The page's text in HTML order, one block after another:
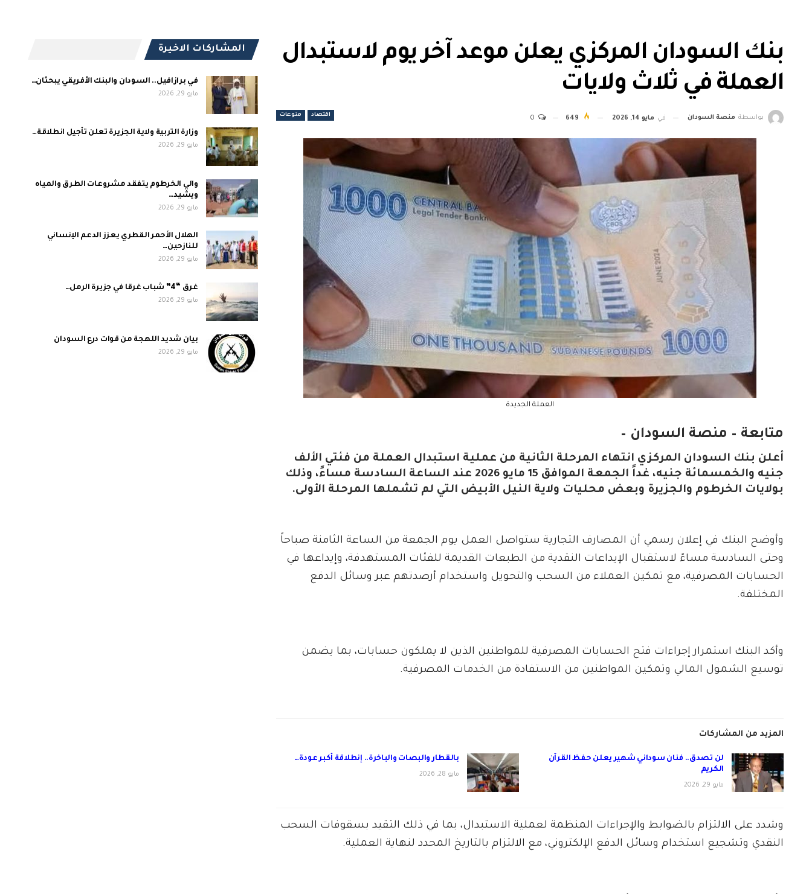
بنك السودان المركزي يعلن موعد آخر يوم لاستبدال
العملة في ثلاث ولايات
اقتصاد منوعات بواسطة منصة السودان في مايو 14, 2026 649
العملة الجديدة
متابعة – منصة السودان –
أعلن بنك السودان المركزي انتهاء المرحلة الثانية من عملية استبدال العملة من فئتي الألف
جنيه والخمسمائة جنيه، غداً الجمعة الموافق 15 مايو 2026 عند الساعة السادسة مساءً، وذلك
بولايات الخرطوم والجزيرة وبعض محليات ولاية النيل الأبيض التي لم تشملها المرحلة الأولى.
وأوضح البنك في إعلان رسمي أن المصارف التجارية ستواصل العمل يوم الجمعة من الساعة الثامنة صباحاً
وحتى السادسة مساءً لاستقبال الإيداعات النقدية من الطبعات القديمة للفئات المستهدفة، وإيداعها في
الحسابات المصرفية، مع تمكين العملاء من السحب والتحويل واستخدام أرصدتهم عبر وسائل الدفع
المختلفة.
وأكد البنك استمرار إجراءات فتح الحسابات المصرفية للمواطنين الذين لا يملكون حسابات، بما يضمن
توسيع الشمول المالي وتمكين المواطنين من الاستفادة من الخدمات المصرفية.
المزيد من المشاركات
لن تصدق.. فنان سوداني شهير يعلن حفظ القرآن
الكريم
مايو 29, 2026
بالقطار والبصات والباخرة.. إنطلاقة أكبر عودة…
مايو 28, 2026
وشدد على الالتزام بالضوابط والإجراءات المنظمة لعملية الاستبدال، بما في ذلك التقيد بسقوفات السحب
النقدي وتشجيع استخدام وسائل الدفع الإلكتروني، مع الالتزام بالتاريخ المحدد لنهاية العملية.
المشاركات الاخيرة
في برازافيل.. السودان والبنك الأفريقي يبحثان…
مايو 29, 2026
وزارة التربية ولاية الجزيرة تعلن تأجيل انطلاقة…
مايو 29, 2026
والي الخرطوم يتفقد مشروعات الطرق والمياه
ويشيد…
مايو 29, 2026
الهلال الأحمر القطري يعزز الدعم الإنساني
للنازحين…
مايو 29, 2026
غرق “4” شباب غرقا في جزيرة الرمل…
مايو 29, 2026
بيان شديد اللهجة من قوات درع السودان
مايو 29, 2026